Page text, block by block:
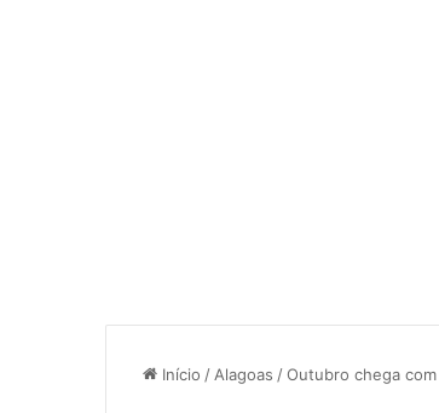
Início / Alagoas /Outubro chega